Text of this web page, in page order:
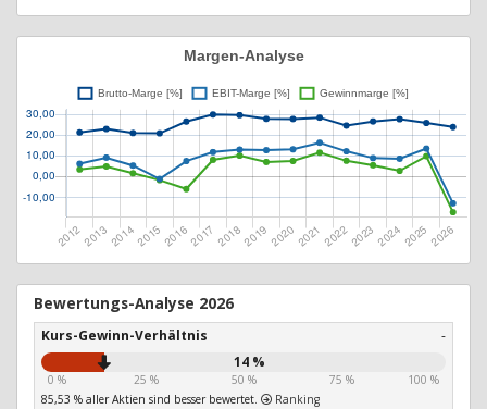
Bewertungs-Analyse 2026
Kurs-Gewinn-Verhältnis
-
14 %
0 % 25 % 50 % 75 %
100 %
85,53 % aller Aktien sind besser bewertet.
Ranking